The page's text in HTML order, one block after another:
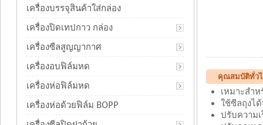
คุณสมบัติทั่วไ
เหมาะสำ
ใช้ซีลถุงไ
ปรับความ
เครื่องบรรจุสินค้าใส่กล่อง
เครื่องปิดเทปกาว กล่อง
เครื่องซีลสูญญากาศ
เครื่องอบฟิล์มหด
เครื่องห่อฟิล์มหด
เครื่องห่อด้วยฟิล์ม BOPP